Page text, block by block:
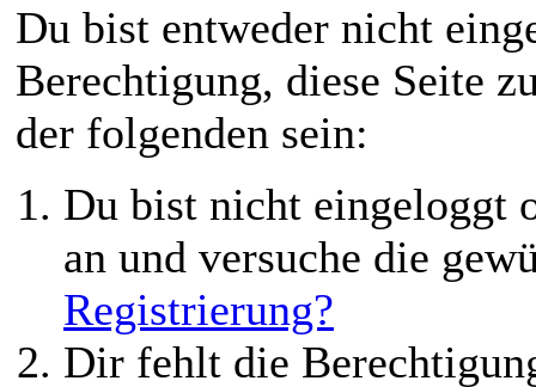
Du bist entweder nicht
Berechtigung, diese Seite
der folgenden sein:
Du bist nicht eingeloggt
an und versuche die
Registrierung?
Dir fehlt die